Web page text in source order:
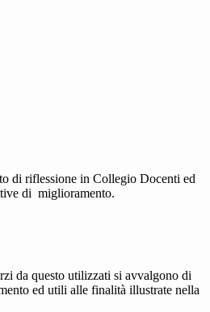
di riflessione in Collegio Docenti ed
di miglioramento.
da questo utilizzati si avvalgono di
ed utili alle finalità illustrate nella